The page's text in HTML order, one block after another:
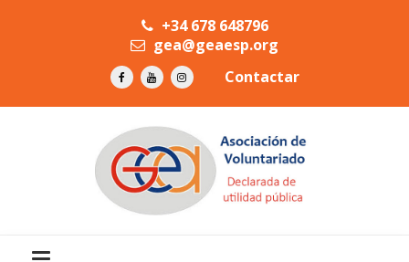
+34 678 648796
gea@geaesp.org
Contactar